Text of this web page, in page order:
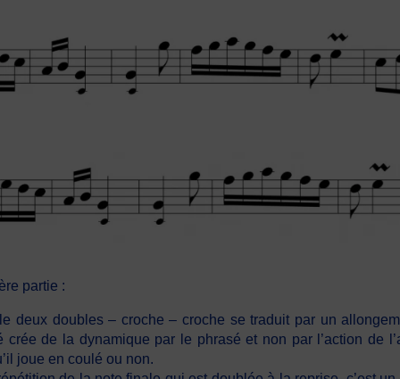
partie :
deux doubles – croche – croche se traduit par un
de la dynamique par le phrasé et non par l’action de
joue en coulé ou non.